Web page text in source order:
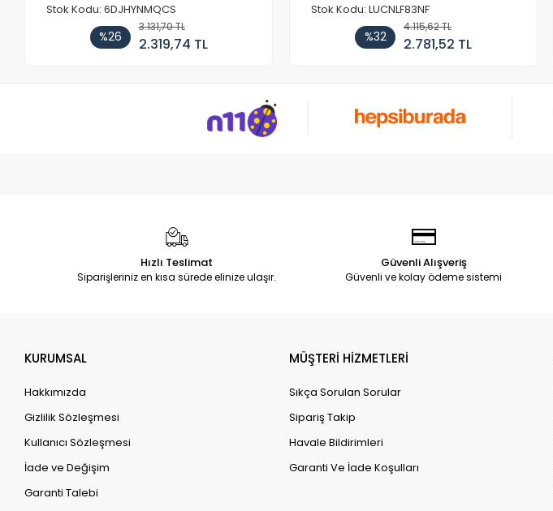
Stok Kodu: 6DJHYNMQCS
%26
3.131,70 TL
2.319,74 TL
Stok Kodu: LUCNLF83NF
%32
4.115,62 TL
2.781,52 TL
Hızlı Teslimat
Siparişleriniz en kısa sürede elinize ulaşır.
Güvenli Alışveriş
Güvenli ve kolay ödeme sistemi
KURUMSAL
Hakkımızda
Gizlilik Sözleşmesi
Kullanıcı Sözleşmesi
İade ve Değişim
Garanti Talebi
MÜŞTERİ HİZMETLERİ
Sıkça Sorulan Sorular
Sipariş Takip
Havale Bildirimleri
Garanti Ve İade Koşulları